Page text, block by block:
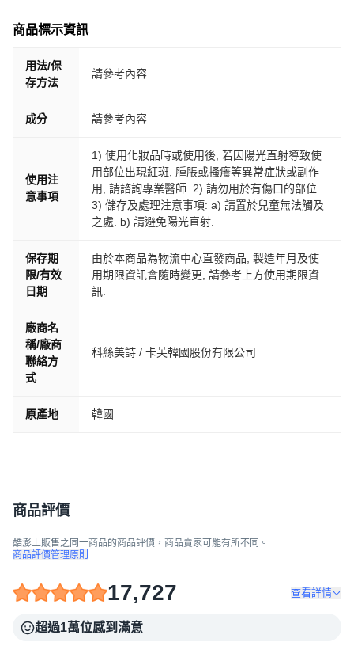
商品標示資訊
用法/保
存方法
請參考內容
成分 請參考內容
使用注
意事項
1) 使用化妝品時或使用後, 若因陽光直射導致使
用部位出現紅斑, 腫脹或搔癢等異常症狀或副作
用, 請諮詢專業醫師. 2) 請勿用於有傷口的部位.
3) 儲存及處理注意事項: a) 請置於兒童無法觸及
之處. b) 請避免陽光直射.
保存期
限/有效
日期
由於本商品為物流中心直發商品, 製造年月及使
用期限資訊會隨時變更, 請參考上方使用期限資
訊.
廠商名
稱/廠商
聯絡方
式
科絲美詩 / 卡芙韓國股份有限公司
原產地 韓國
商品評價
酷澎上販售之同一商品的商品評價，商品賣家可能有所不同。
商品評價管理原則
17,727 查看詳情
超過1萬位感到滿意